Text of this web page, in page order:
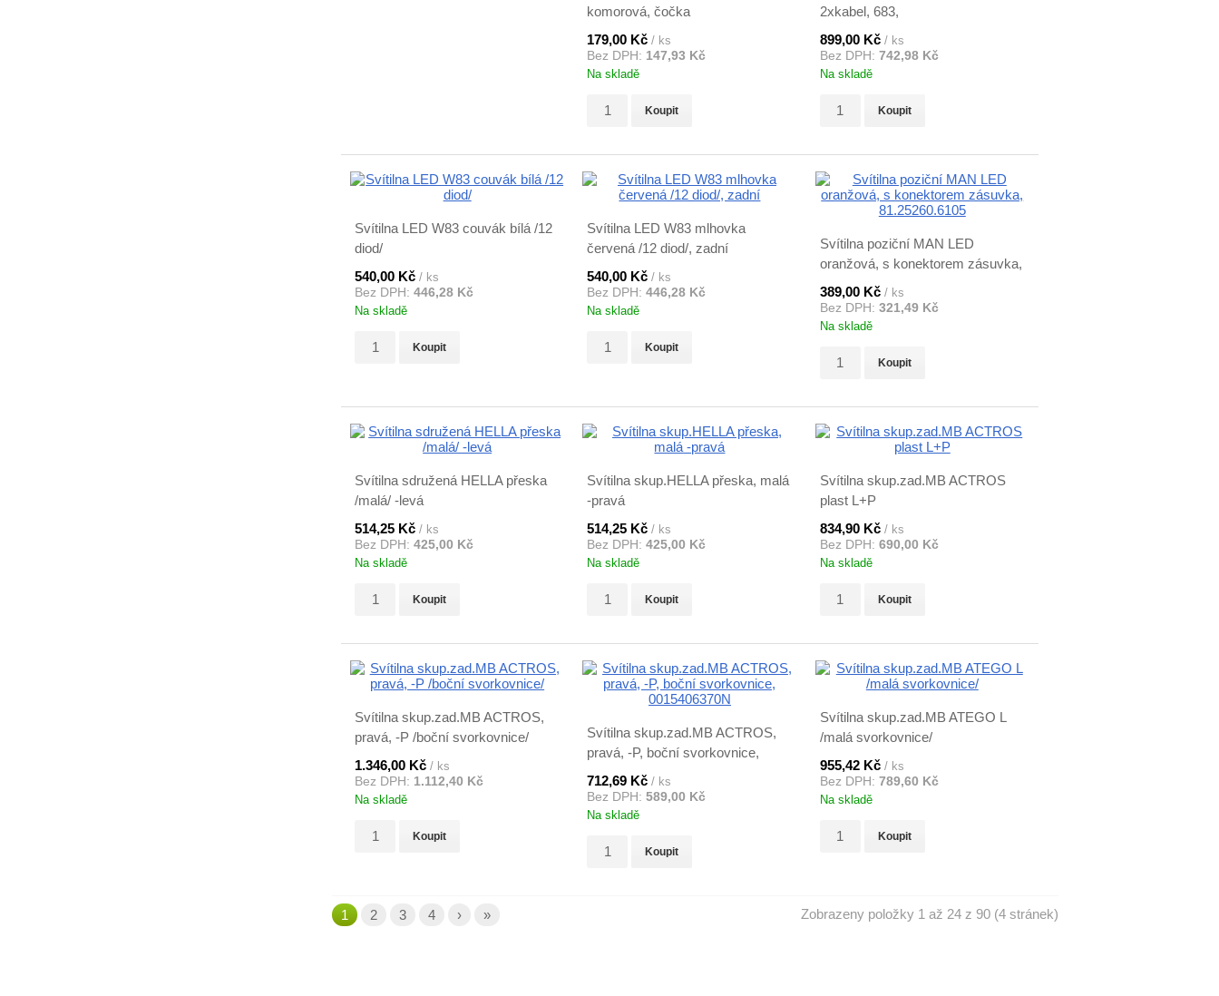
komorová, čočka
179,00 Kč/ ks
Bez DPH: 147,93 Kč
Na skladě
Koupit
2xkabel, 683,
899,00 Kč / ks
Bez DPH: 742,98 Kč
Na skladě
Koupit
Svítilna LED W83 couvák bílá /12
diod/
540,00 Kč / ks
Bez DPH: 446,28 Kč
Na skladě
Koupit
Svítilna LED W83 mlhovka
červená /12 diod/, zadní
540,00 Kč/ ks
Bez DPH: 446,28 Kč
Na skladě
Koupit
Svítilna poziční MAN LED
oranžová, s konektorem zásuvka,
81.25260.6105
389,00 Kč / ks
Bez DPH: 321,49 Kč
Na skladě
Koupit
Svítilna sdružená HELLA přeska
/malá/ -levá
514,25 Kč / ks
Bez DPH: 425,00 Kč
Na skladě
Koupit
Svítilna skup.HELLA přeska, malá
-pravá
514,25 Kč/ ks
Bez DPH: 425,00 Kč
Na skladě
Koupit
Svítilna skup.zad.MB ACTROS
plast L+P
834,90 Kč / ks
Bez DPH: 690,00 Kč
Na skladě
Koupit
Svítilna skup.zad.MB ACTROS,
pravá, -P /boční svorkovnice/
1.346,00 Kč / ks
Bez DPH: 1.112,40 Kč
Na skladě
Koupit
Svítilna skup.zad.MB ACTROS,
pravá, -P, boční svorkovnice,
0015406370N
712,69 Kč/ ks
Bez DPH: 589,00 Kč
Na skladě
Koupit
Svítilna skup.zad.MB ATEGO L
/malá svorkovnice/
955,42 Kč / ks
Bez DPH: 789,60 Kč
Na skladě
Koupit
1 2 3 4 › » Zobrazeny položky 1 až 24 z 90 (4 stránek)